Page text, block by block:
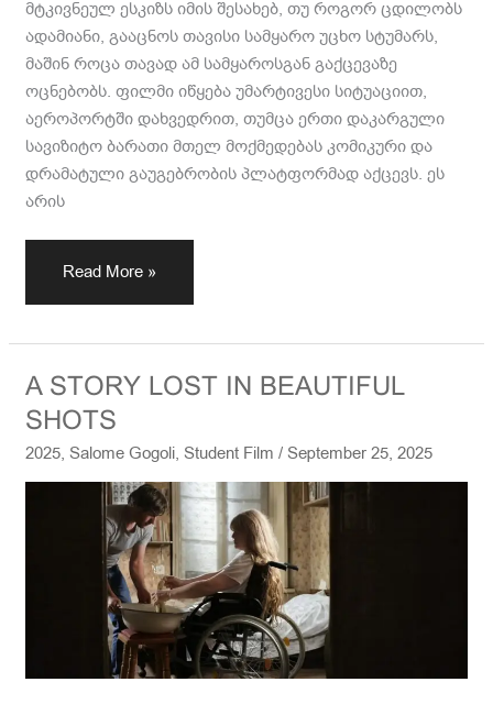
მტკივნეულ ესკიზს იმის შესახებ, თუ როგორ ცდილობს
ადამიანი, გააცნოს თავისი სამყარო უცხო სტუმარს,
მაშინ როცა თავად ამ სამყაროსგან გაქცევაზე
ოცნებობს. ფილმი იწყება უმარტივესი სიტუაციით,
აეროპორტში დახვედრით, თუმცა ერთი დაკარგული
სავიზიტო ბარათი მთელ მოქმედებას კომიკური და
დრამატული გაუგებრობის პლატფორმად აქცევს. ეს
არის
Read More »
A STORY LOST IN BEAUTIFUL
SHOTS
2025, Salome Gogoli, Student Film / September 25, 2025
A
STORY
LOST
IN
BEAUTIFUL
SHOTS